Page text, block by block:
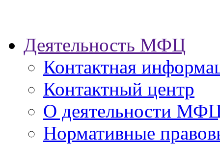
Деятельность МФЦ
Контактная
Контактный центр
О деятельности
Нормативные